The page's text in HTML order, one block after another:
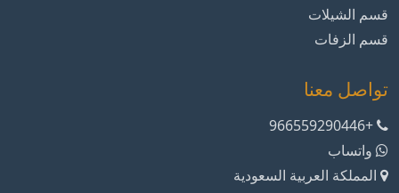
قسم الشيلات
قسم الزفات
تواصل معنا
+966559290446
واتساب
المملكة العربية السعودية